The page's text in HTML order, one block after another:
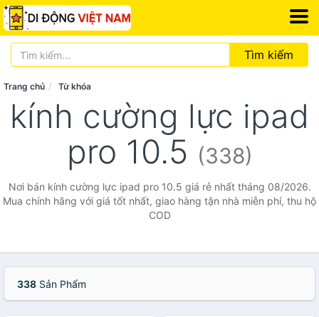
Tìm kiếm
Trang chủ Từ khóa
kính cường lực ipad
pro 10.5 (338)
Nơi bán kính cường lực ipad pro 10.5 giá rẻ nhất tháng 08/2026.
Mua chính hãng với giá tốt nhất, giao hàng tận nhà miễn phí, thu hộ
COD
338 Sản Phẩm